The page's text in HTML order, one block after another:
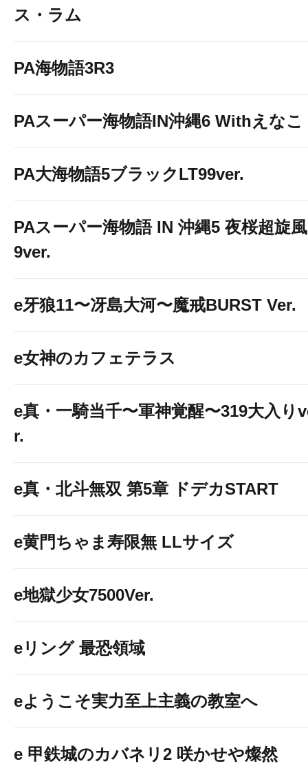
ス・ラム
PA海物語3R3
PAスーパー海物語IN沖縄6 Withえなこ
PA大海物語5ブラックLT99ver.
PAスーパー海物語 IN 沖縄5 夜桜超旋
9ver.
e牙狼11〜冴島大河〜魔戒BURST Ver.
e女神のカフェテラス
e真・一騎当千〜軍神覚醒〜319大入り
r.
e真・北斗無双 第5章 ドデカSTART
e黄門ちゃま寿限無 LLサイズ
e地獄少女7500Ver.
eリング 最恐領域
eようこそ実力至上主義の教室へ
e 甲鉄城のカバネリ2 咲かせや燦然